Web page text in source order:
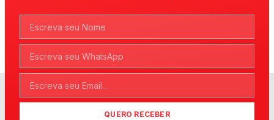
QUERO RECEBER